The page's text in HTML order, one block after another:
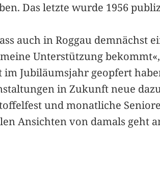
Das letzte wurde 1956
auch in Roggau demnächst
Unterstützung
Jubiläumsjahr geopfert
in Zukunft neue
und monatliche
Ansichten von damals geht